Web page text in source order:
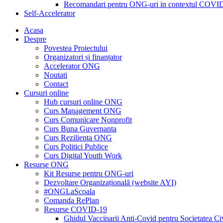
Recomandari pentru ONG-uri in contextul
Self-Accelerator
Acasa
Despre
Povestea Proiectului
Organizatori și finanțator
Accelerator ONG
Noutati
Contact
Cursuri online
Hub cursuri online ONG
Curs Management ONG
Curs Comunicare Nonprofit
Curs Buna Guvernanta
Curs Rezilienta ONG
Curs Politici Publice
Curs Digital Youth Work
Resurse ONG
Kit Resurse pentru ONG-uri
Dezvoltare Organizațională (website AYI)
#ONGLaScoala
Comanda RePlan
Resurse COVID-19
Ghidul Vaccinarii Anti-Covid pentru Societatea